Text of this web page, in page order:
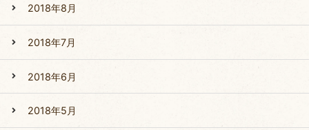
2018年8月
2018年7月
2018年6月
2018年5月